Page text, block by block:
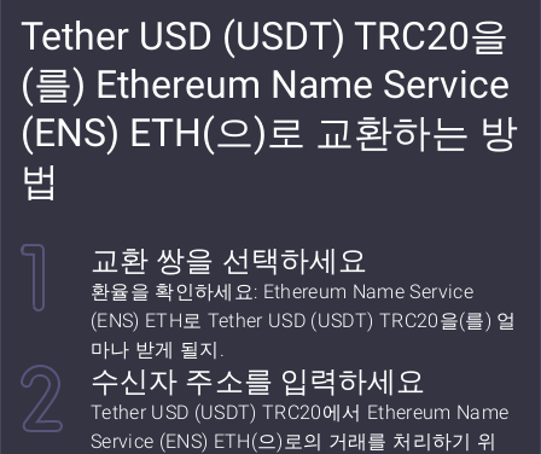
Tether USD (USDT) TRC20을
(를) Ethereum Name Service
(ENS) ETH(으)로 교환하는 방
법
교환 쌍을 선택하세요
환율을 확인하세요: Ethereum Name Service
(ENS) ETH로 Tether USD (USDT) TRC20을(를) 얼
마나 받게 될지.
수신자 주소를 입력하세요
Tether USD (USDT) TRC20에서 Ethereum Name
Service (ENS) ETH(으)로의 거래를 처리하기 위